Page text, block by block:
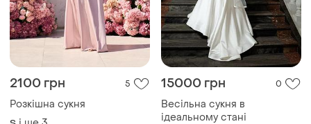
2100 грн 5
Розкішна сукня
3
15000 грн 0
Весільна сукня в
ідеальному стані
S і ще 1